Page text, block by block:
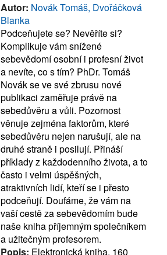
Autor: Novák Tomáš, Dvořáčková
Blanka
Podceňujete se? Nevěříte si?
Komplikuje vám snížené
sebevědomí osobní i profesní život
a nevíte, co s tím? PhDr. Tomáš
Novák se ve své zbrusu nové
publikaci zaměřuje právě na
sebedůvěru a vůli. Pozornost
věnuje zejména faktorům, které
sebedůvěru nejen narušují, ale na
druhé straně i posilují. Přináší
příklady z každodenního života, a to
často i velmi úspěšných,
atraktivních lidí, kteří se i přesto
podceňují. Doufáme, že vám na
vaší cestě za sebevědomím bude
naše kniha příjemným společníkem
a užitečným profesorem.
Popis: Elektronická kniha, 160